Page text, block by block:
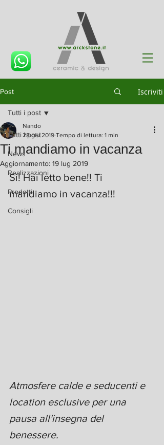
Post Iscriviti
Tutti i post
News
Realizzazioni
Prodotti
Consigli
Tutti i post
Ti mandiamo in vacanza
Nando
28 giu 2019 Tempo di lettura: 1 min
Aggiornamento: 19 lug 2019
Si! Hai letto bene!! Ti
mandiamo in vacanza!!!
Atmosfere calde e seducenti e
location esclusive per una
pausa all'insegna del
benessere.